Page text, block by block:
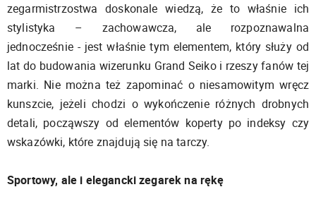
zegarmistrzostwa doskonale wiedzą, że to właśnie ich
stylistyka – zachowawcza, ale rozpoznawalna
jednocześnie - jest właśnie tym elementem, który służy od
lat do budowania wizerunku Grand Seiko i rzeszy fanów tej
marki. Nie można też zapominać o niesamowitym wręcz
kunszcie, jeżeli chodzi o wykończenie różnych drobnych
detali, począwszy od elementów koperty po indeksy czy
wskazówki, które znajdują się na tarczy.
Sportowy, ale i elegancki zegarek na rękę